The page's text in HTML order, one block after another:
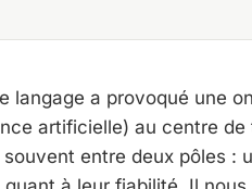
langage a provoqué une
artificielle) au centre
entre deux pôles :